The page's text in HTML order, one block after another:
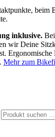
beim
inklusive.
wir Deine
Ergonomische
Mehr zum